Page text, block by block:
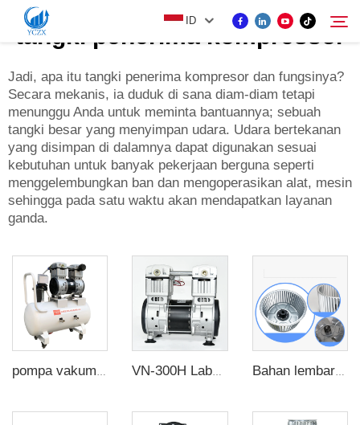
ID
PRODUK
TENTANG KAMI
BERITA
Cari
tangki penerima kompressor
Jadi, apa itu tangki penerima kompresor dan fungsinya?
Secara mekanis, ia duduk di sana diam-diam tetapi
menunggu Anda untuk meminta bantuannya; sebuah
tangki besar yang menyimpan udara. Udara bertekanan
yang disimpan di dalamnya dapat digunakan sesuai
kebutuhan untuk banyak pekerjaan berguna seperti
menggelembungkan ban dan mengoperasikan alat, mesin
sehingga pada satu waktu akan mendapatkan layanan
ganda.
pompa vakum tanpa minyak tekanan negatif 1.3HP 220v 200 L/menit dengan tangki udara 60L untuk mesin cetakan karet VN-300H Laboratorium Kualitas Tinggi Pompa Piston Tanpa Minyak dengan Pompa Vakum Diam dengan Motor Listrik Bahan lembaran galvanis untuk impeler angin poros panjang motor multi - sayap kipas angin sentrifugal roda aksesori